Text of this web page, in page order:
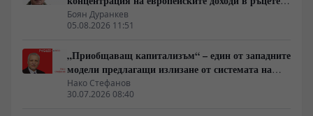
на най-богатия 1%, надминава и САЩ
Боян Дуранкев
05.08.2026 11:51
„Приобщаващ капитализъм“ – един от западните
модели предлагащи излизане от системата на
неолиберализма
Нако Стефанов
30.07.2026 08:40